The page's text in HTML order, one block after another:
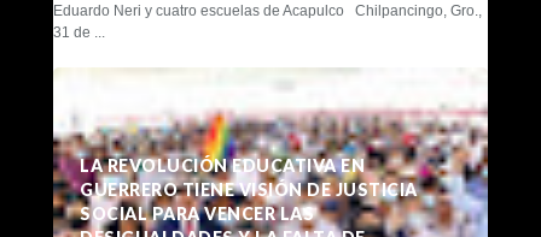
Eduardo Neri y cuatro escuelas de Acapulco Chilpancingo, Gro.,
31 de ...
LA REVOLUCIÓN EDUCATIVA EN
GUERRERO TIENE VISIÓN DE JUSTICIA
SOCIAL PARA VENCER LAS